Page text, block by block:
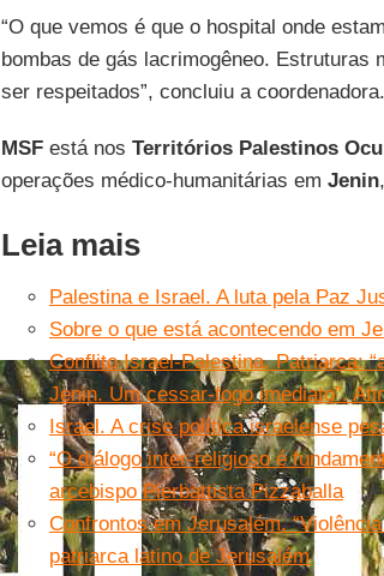
“O que vemos é que o hospital onde
bombas de gás lacrimogêneo. Estruturas
ser respeitados”, concluiu a coordenadora.
MSFestá nos Territórios Palestinos
operações médico-humanitárias em Jenin,
Leia mais
Palestina e Israel. A luta pela Paz
Sobre o que está acontecendo em
Conflito Israel-Palestina. Patriarca:
Jenin. Um cessar-fogo imediato”.
Israel. A crise política israelense
“O diálogo inter-religioso é
arcebispo Pierbattista Pizzaballa
Confrontos em Jerusalém.
patriarca latino de Jerusalém